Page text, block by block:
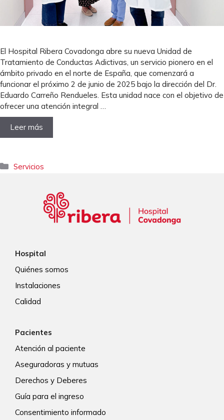
El Hospital Ribera Covadonga abre su nueva Unidad de
Tratamiento de Conductas Adictivas, un servicio pionero en el
ámbito privado en el norte de España, que comenzará a
funcionar el próximo 2 de junio de 2025 bajo la dirección del Dr.
Eduardo Carreño Rendueles. Esta unidad nace con el objetivo de
ofrecer una atención integral …
Leer más
Categorías
Servicios
Hospital
Quiénes somos
Instalaciones
Calidad
Pacientes
Atención al paciente
Aseguradoras y mutuas
Derechos y Deberes
Guía para el ingreso
Consentimiento informado